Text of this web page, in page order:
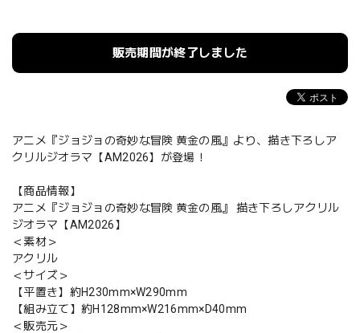
販売期間が終了しました
アニメ『ジョジョの奇妙な冒険 黄金の風』より、描き下ろしア
クリルジオラマ【AM2026】が登場！
【商品情報】
アニメ『ジョジョの奇妙な冒険 黄金の風』 描き下ろしアクリル
ジオラマ【AM2026】
＜素材＞
アクリル
＜サイズ＞
【平置き】約H230mm×W290mm
【組み立て】約H128mm×W216mm×D40mm
＜販売元＞